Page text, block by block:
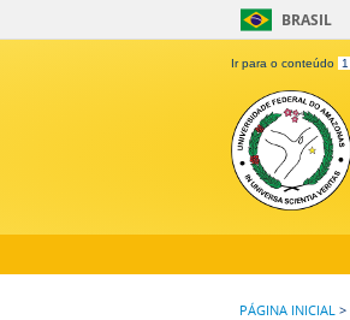
BRASIL
Ir para o conteúdo 1
PÁGINA INICIAL >